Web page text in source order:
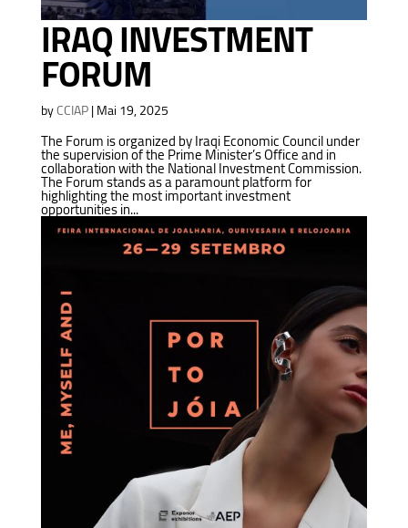
IRAQ INVESTMENT
FORUM
byCCIAP|Mai 19, 2025
The Forum is organized by Iraqi Economic Council under
the supervision of the Prime Minister’s Office and in
collaboration with the National Investment Commission.
The Forum stands as a paramount platform for
highlighting the most important investment
opportunities in...